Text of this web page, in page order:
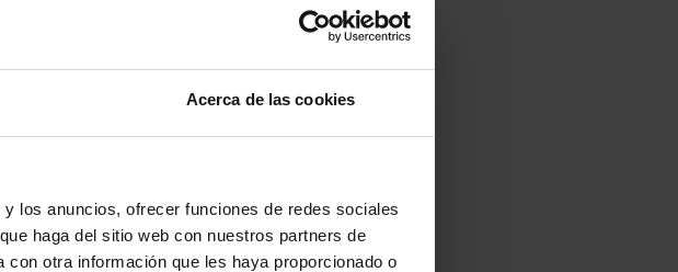
Acerca de las cookies
los anuncios, ofrecer funciones de redes sociales
haga del sitio web con nuestros partners de
otra información que les haya proporcionado o